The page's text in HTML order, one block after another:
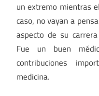
un extremo mientras
caso, no vayan a
aspecto de su
Fue un buen
contribuciones
medicina.